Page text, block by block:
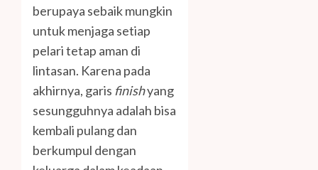
berupaya sebaik mungkin
untuk menjaga setiap
pelari tetap aman di
lintasan. Karena pada
akhirnya, garis finishyang
sesungguhnya adalah bisa
kembali pulang dan
berkumpul dengan